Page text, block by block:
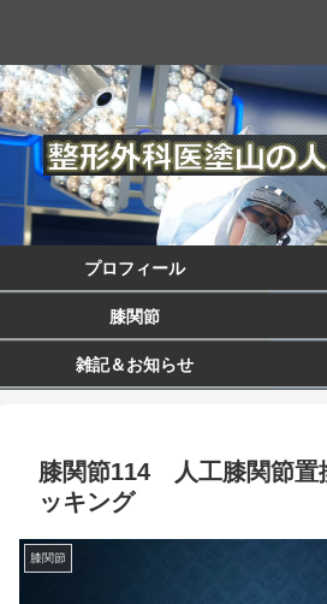
プロフィール
膝関節
雑記＆お知らせ
膝関節114 人工膝関節置
ッキング
膝関節